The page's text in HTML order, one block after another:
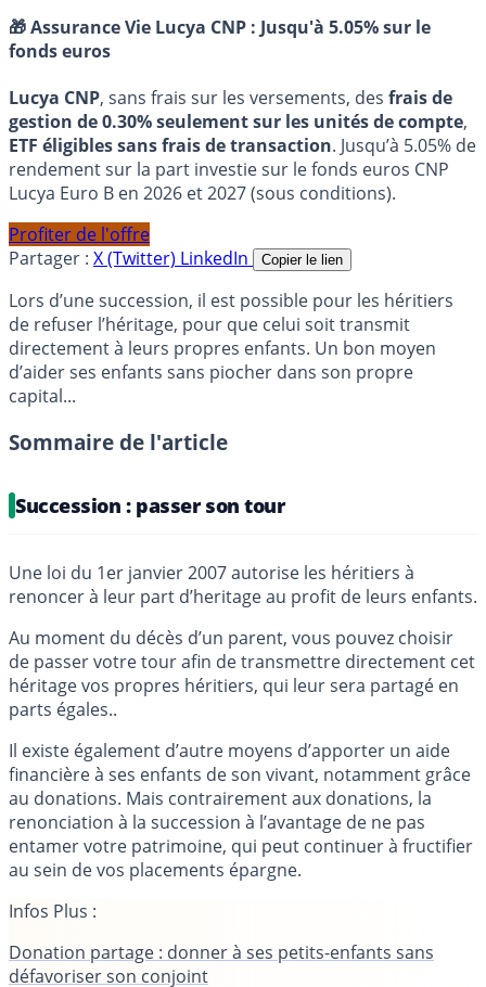
🎁 Assurance Vie Lucya CNP : Jusqu'à 5.05% sur le
fonds euros
Lucya CNP, sans frais sur les versements, des frais de
gestion de 0.30% seulement sur les unités de compte,
ETF éligibles sans frais de transaction. Jusqu’à 5.05% de
rendement sur la part investie sur le fonds euros CNP
Lucya Euro B en 2026 et 2027 (sous conditions).
Profiter de l'offre
Partager : X (Twitter) LinkedIn Copier le lien
Lors d’une succession, il est possible pour les héritiers
de refuser l’héritage, pour que celui soit transmit
directement à leurs propres enfants. Un bon moyen
d’aider ses enfants sans piocher dans son propre
capital...
Sommaire de l'article
Succession : passer son tour
Une loi du 1er janvier 2007 autorise les héritiers à
renoncer à leur part d’heritage au profit de leurs enfants.
Au moment du décès d’un parent, vous pouvez choisir
de passer votre tour afin de transmettre directement cet
héritage vos propres héritiers, qui leur sera partagé en
parts égales..
Il existe également d’autre moyens d’apporter un aide
financière à ses enfants de son vivant, notamment grâce
au donations. Mais contrairement aux donations, la
renonciation à la succession à l’avantage de ne pas
entamer votre patrimoine, qui peut continuer à fructifier
au sein de vos placements épargne.
Infos Plus :
Donation partage : donner à ses petits-enfants sans
défavoriser son conjoint